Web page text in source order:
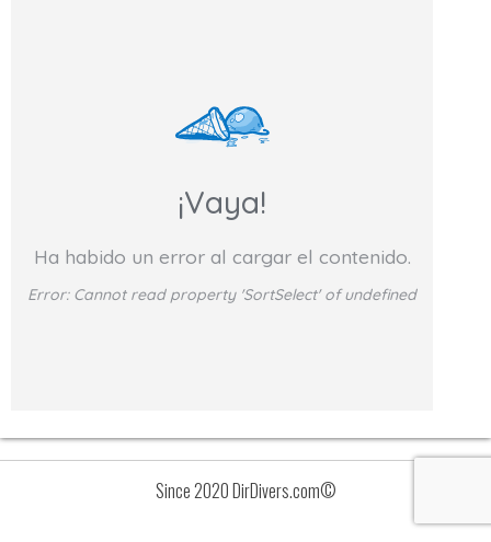
¡Vaya!
Ha habido un error al cargar el contenido.
Error: Cannot read property 'SortSelect' of undefined
Since 2020 DirDivers.com©